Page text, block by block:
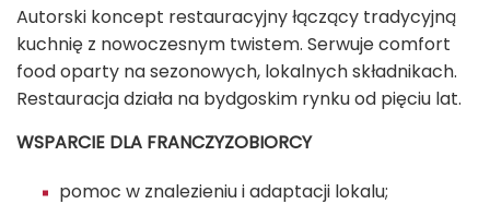
Autorski koncept restauracyjny łączący tradycyjną
kuchnię z nowoczesnym twistem. Serwuje comfort
food oparty na sezonowych, lokalnych składnikach.
Restauracja działa na bydgoskim rynku od pięciu lat.
WSPARCIE DLA FRANCZYZOBIORCY
pomoc w znalezieniu i adaptacji lokalu;